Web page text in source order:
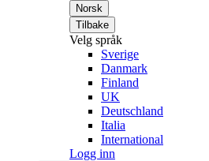
Norsk
Tilbake
Velg språk
Sverige
Danmark
Finland
UK
Deutschland
Italia
International
Logg inn